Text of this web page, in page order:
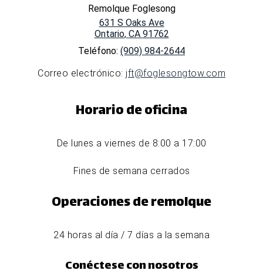
Remolque Foglesong
631 S Oaks Ave
Ontario, CA 91762
Teléfono: (909) 984-2644
Correo electrónico: jft@foglesongtow.com
Horario de oficina
De lunes a viernes de 8:00 a 17:00
Fines de semana cerrados
Operaciones de remolque
24 horas al día / 7 días a la semana
Conéctese con nosotros